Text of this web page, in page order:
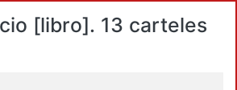
[libro]. 13 carteles